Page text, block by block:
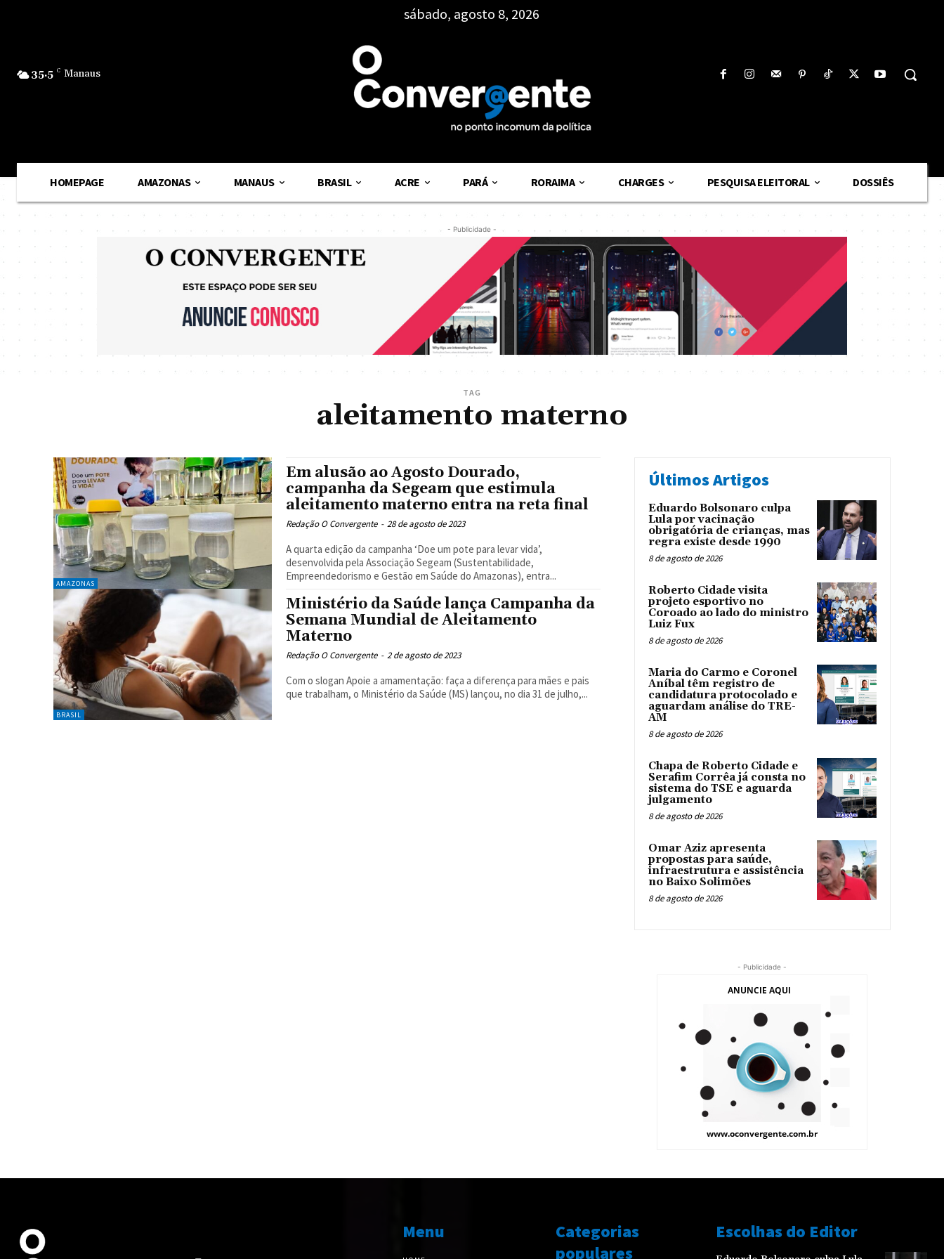
35.5 C Manaus
sábado, agosto 8, 2026
HOMEPAGE AMAZONAS MANAUS BRASIL ACRE PARÁ RORAIMA CHARGES PESQUISA ELEITORAL DOSSIÊS
- Publicidade -
TAG
aleitamento materno
AMAZONAS
Em alusão ao Agosto Dourado,
campanha da Segeam que estimula
aleitamento materno entra na reta final
Redação O Convergente - 28 de agosto de 2023
A quarta edição da campanha ‘Doe um pote para levar vida’,
desenvolvida pela Associação Segeam (Sustentabilidade,
Empreendedorismo e Gestão em Saúde do Amazonas), entra...
BRASIL
Ministério da Saúde lança Campanha da
Semana Mundial de Aleitamento
Materno
Redação O Convergente - 2 de agosto de 2023
Com o slogan Apoie a amamentação: faça a diferença para mães e pais
que trabalham, o Ministério da Saúde (MS) lançou, no dia 31 de julho,...
Últimos Artigos
Eduardo Bolsonaro culpa
Lula por vacinação
obrigatória de crianças, mas
regra existe desde 1990
8 de agosto de 2026
Roberto Cidade visita
projeto esportivo no
Coroado ao lado do ministro
Luiz Fux
8 de agosto de 2026
Maria do Carmo e Coronel
Aníbal têm registro de
candidatura protocolado e
aguardam análise do TRE-
AM
8 de agosto de 2026
Chapa de Roberto Cidade e
Serafim Corrêa já consta no
sistema do TSE e aguarda
julgamento
8 de agosto de 2026
Omar Aziz apresenta
propostas para saúde,
infraestrutura e assistência
no Baixo Solimões
8 de agosto de 2026
- Publicidade -
Menu
Categorias
populares
Escolhas do Editor